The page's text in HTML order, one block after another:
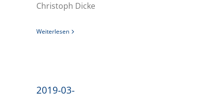
Christoph Dicke
Weiterlesen
2019-03-